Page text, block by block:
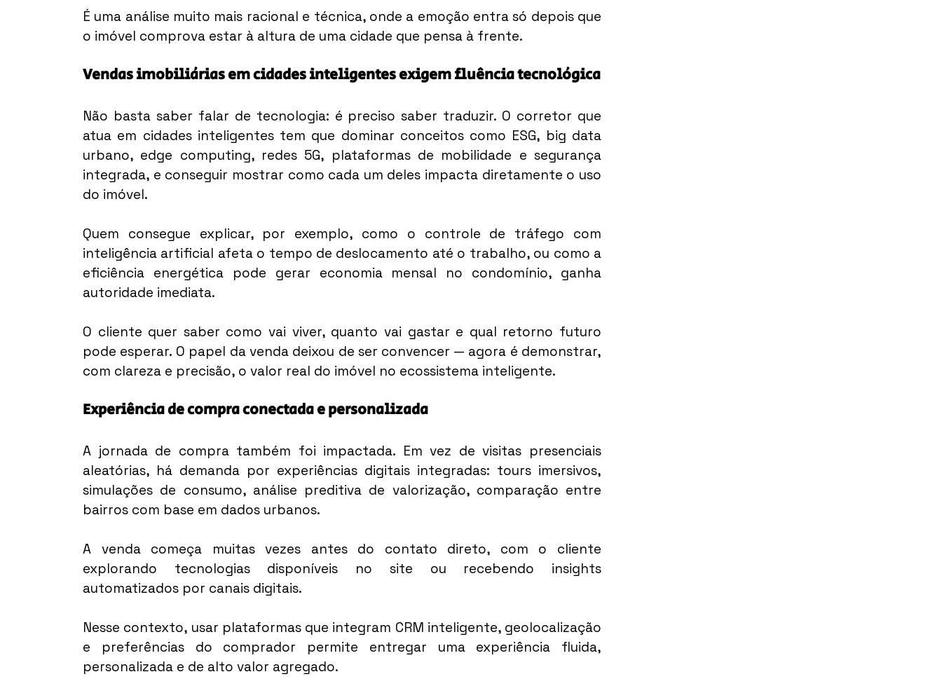
É uma análise muito mais racional e técnica, onde a emoção entra só depois que
o imóvel comprova estar à altura de uma cidade que pensa à frente.
Vendas imobiliárias em cidades inteligentes exigem fluência tecnológica
Não basta saber falar de tecnologia: é preciso saber traduzir. O corretor que
atua em cidades inteligentes tem que dominar conceitos como ESG, big data
urbano, edge computing, redes 5G, plataformas de mobilidade e segurança
integrada, e conseguir mostrar como cada um deles impacta diretamente o uso
do imóvel.
Quem consegue explicar, por exemplo, como o controle de tráfego com
inteligência artificial afeta o tempo de deslocamento até o trabalho, ou como a
eficiência energética pode gerar economia mensal no condomínio, ganha
autoridade imediata.
O cliente quer saber como vai viver, quanto vai gastar e qual retorno futuro
pode esperar. O papel da venda deixou de ser convencer — agora é demonstrar,
com clareza e precisão, o valor real do imóvel no ecossistema inteligente.
Experiência de compra conectada e personalizada
A jornada de compra também foi impactada. Em vez de visitas presenciais
aleatórias, há demanda por experiências digitais integradas: tours imersivos,
simulações de consumo, análise preditiva de valorização, comparação entre
bairros com base em dados urbanos.
A venda começa muitas vezes antes do contato direto, com o cliente
explorando tecnologias disponíveis no site ou recebendo insights
automatizados por canais digitais.
Nesse contexto, usar plataformas que integram CRM inteligente, geolocalização
e preferências do comprador permite entregar uma experiência fluida,
personalizada e de alto valor agregado.